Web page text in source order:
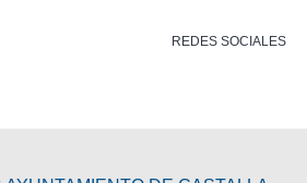
REDES SOCIALES